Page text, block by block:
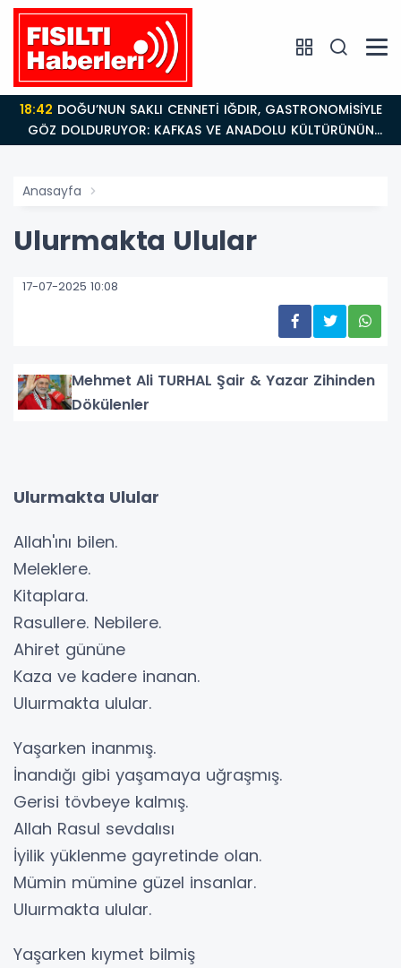
18:42
GÖZ DOLDURUYOR: KAFKAS VE ANADOLU KÜLTÜRÜNÜN
BULUŞMA NOKTASI
Anasayfa
Ulurmakta Ulular
17-07-2025 10:08
Mehmet Ali TURHAL Şair & Yazar Zihinden
Dökülenler
Ulurmakta Ulular
Allah'ını bilen.
Meleklere.
Kitaplara.
Rasullere. Nebilere.
Ahiret gününe
Kaza ve kadere inanan.
Uluırmakta ulular.
Yaşarken inanmış.
İnandığı gibi yaşamaya uğraşmış.
Gerisi tövbeye kalmış.
Allah Rasul sevdalısı
İyilik yüklenme gayretinde olan.
Mümin mümine güzel insanlar.
Uluırmakta ulular.
Yaşarken kıymet bilmiş